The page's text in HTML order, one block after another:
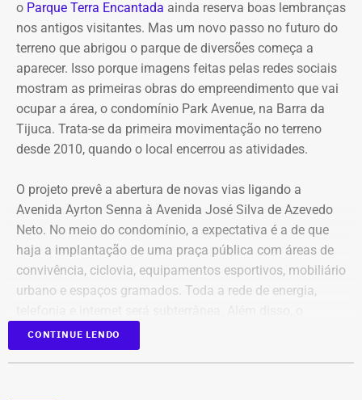
Já em 2020, quando disputou a Prefeitura de São João
de Meriti e foi derrotado, declarou patrimônio de R$ 270
mil, formado por R$ 200 mil em dinheiro em espécie e
uma caminhonete Mitsubishi Triton avaliada em R$ 70
mil.
o Parque Terra Encantada ainda reserva boas lembranças
nos antigos visitantes. Mas um novo passo no futuro do
terreno que abrigou o parque de diversões começa a
aparecer. Isso porque imagens feitas pelas redes sociais
mostram as primeiras obras do empreendimento que vai
ocupar a área, o condomínio Park Avenue, na Barra da
Tijuca. Trata-se da primeira movimentação no terreno
desde 2010, quando o local encerrou as atividades.
O projeto prevê a abertura de novas vias ligando a
Avenida Ayrton Senna à Avenida José Silva de Azevedo
Neto. No meio do condomínio, a expectativa é a de que
haja a implantação de uma praça pública com áreas de
convivência, ciclovia, equipamentos esportivos, mobiliário
urbano e espaços gramados. Toda a rede de energia,
condomínio deve ter 43 bancos, 33 lixeiras e oito
bicicletários, com capacidade para mais de 200
CONTINUE LENDO